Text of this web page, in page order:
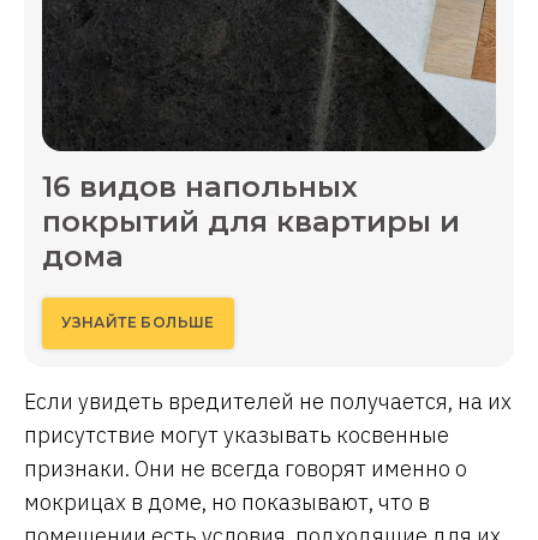
16 видов напольных
покрытий для квартиры и
дома
УЗНАЙТЕ БОЛЬШЕ
Если увидеть вредителей не получается, на их
присутствие могут указывать косвенные
признаки. Они не всегда говорят именно о
мокрицах в доме, но показывают, что в